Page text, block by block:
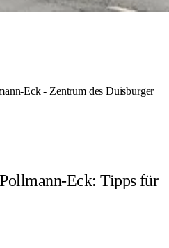
Eck - Zentrum des Duisburger
Eck: Tipps für